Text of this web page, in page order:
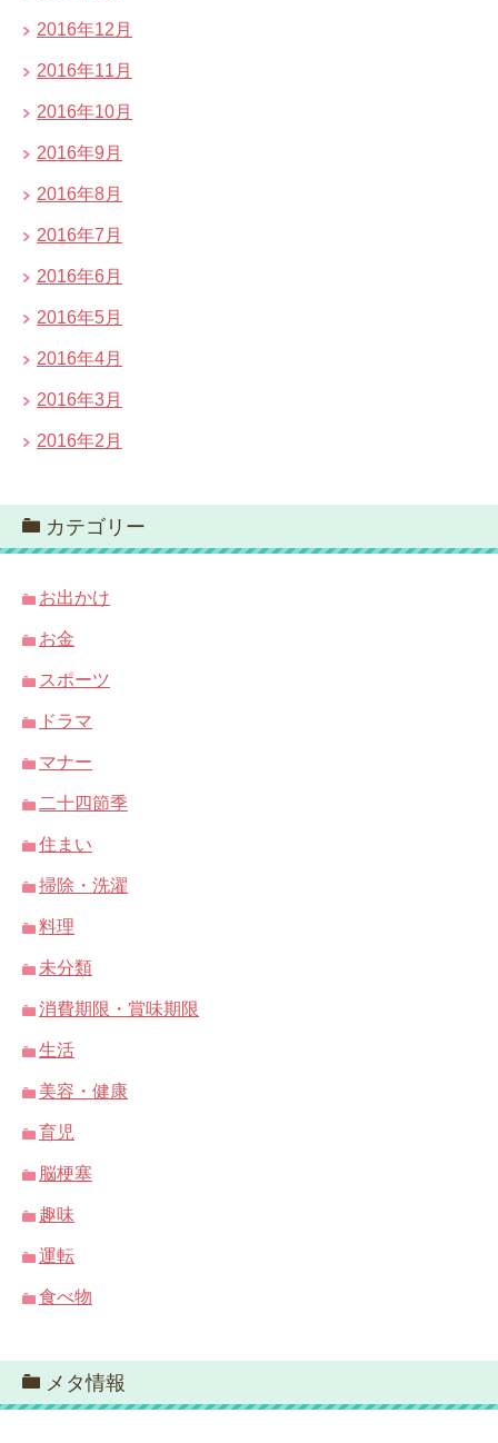
2016年12月
2016年11月
2016年10月
2016年9月
2016年8月
2016年7月
2016年6月
2016年5月
2016年4月
2016年3月
2016年2月
カテゴリー
お出かけ
お金
スポーツ
ドラマ
マナー
二十四節季
住まい
掃除・洗濯
料理
未分類
消費期限・賞味期限
生活
美容・健康
育児
脳梗塞
趣味
運転
食べ物
メタ情報